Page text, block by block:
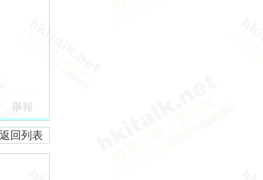
舉報
返回列表